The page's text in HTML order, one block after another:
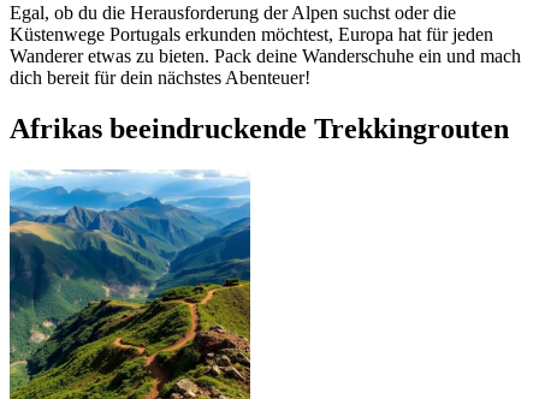
Egal, ob du die Herausforderung der Alpen suchst oder die
Küstenwege Portugals erkunden möchtest, Europa hat für jeden
Wanderer etwas zu bieten. Pack deine Wanderschuhe ein und mach
dich bereit für dein nächstes Abenteuer!
Afrikas beeindruckende Trekkingrouten